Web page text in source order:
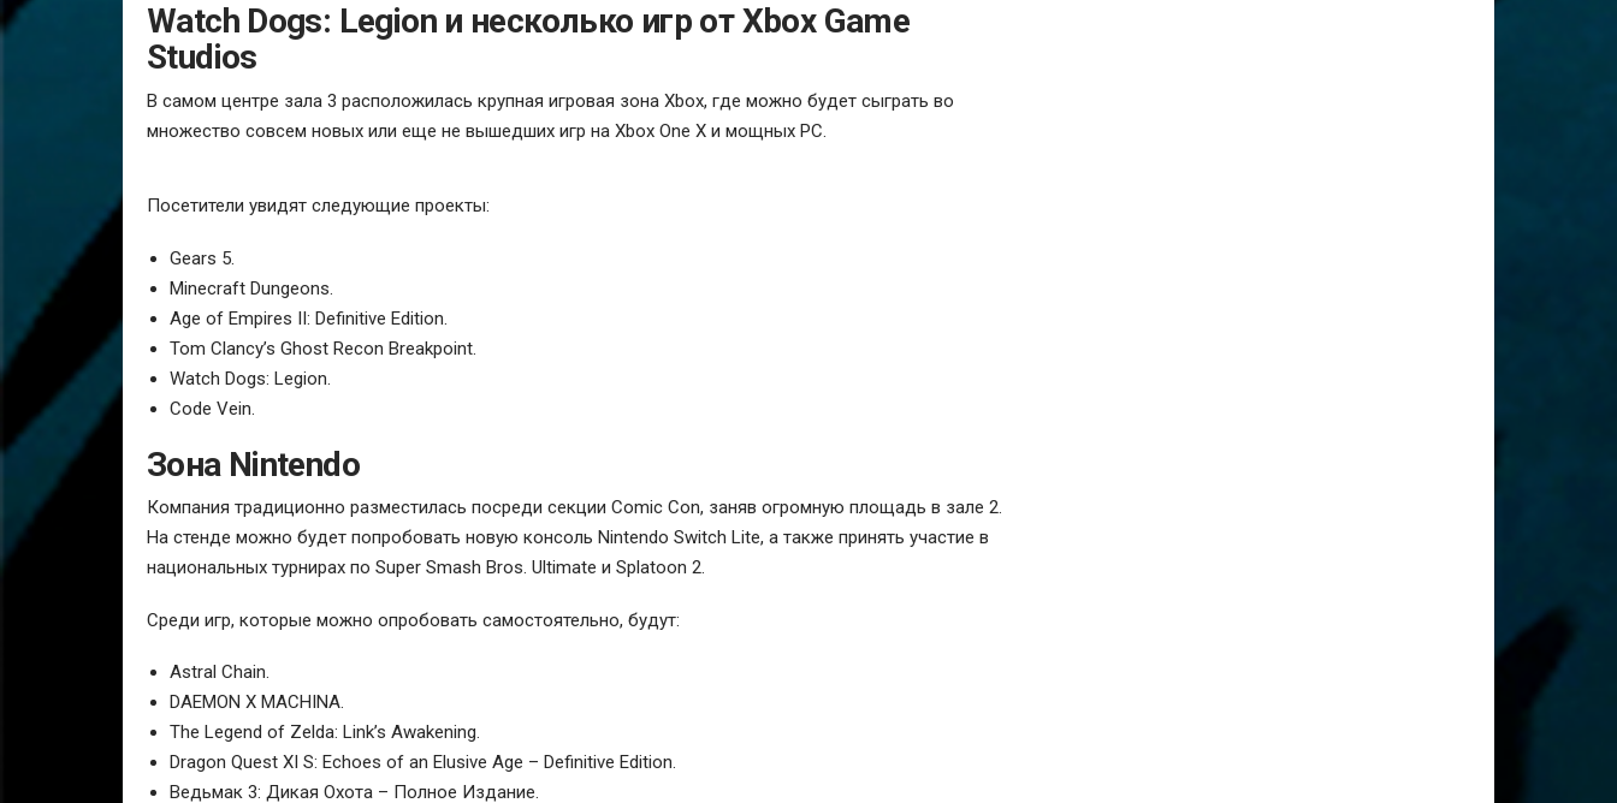
Watch Dogs: Legion и несколько игр от Xbox Game
Studios
В самом центре зала 3 расположилась крупная игровая зона Xbox, где можно будет сыграть во
множество совсем новых или еще не вышедших игр на Xbox One X и мощных PC.
Посетители увидят следующие проекты:
Gears 5.
Minecraft Dungeons.
Age of Empires II: Definitive Edition.
Tom Clancy’s Ghost Recon Breakpoint.
Watch Dogs: Legion.
Code Vein.
Зона Nintendo
Компания традиционно разместилась посреди секции Comic Con, заняв огромную площадь в зале 2.
На стенде можно будет попробовать новую консоль Nintendo Switch Lite, а также принять участие в
национальных турнирах по Super Smash Bros. Ultimate и Splatoon 2.
Среди игр, которые можно опробовать самостоятельно, будут:
Astral Chain.
DAEMON X MACHINA.
The Legend of Zelda: Link’s Awakening.
Dragon Quest XI S: Echoes of an Elusive Age – Definitive Edition.
Ведьмак 3: Дикая Охота – Полное Издание.